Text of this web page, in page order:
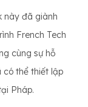
này đã giành
French Tech
cùng sự hỗ
có thể thiết lập
Pháp.